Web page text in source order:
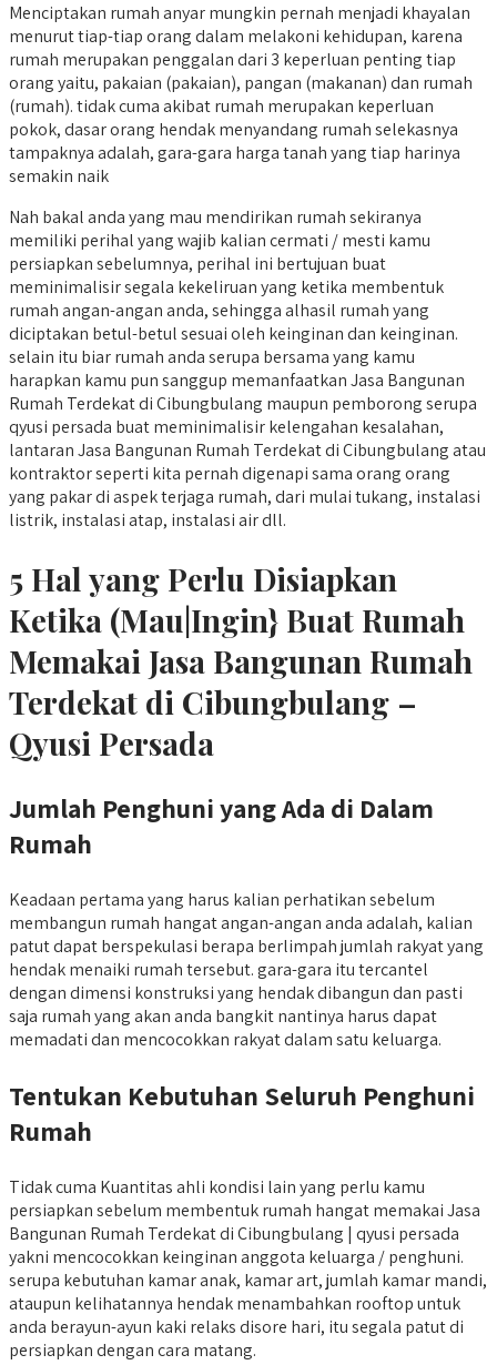
Menciptakan rumah anyar mungkin pernah menjadi khayalan
menurut tiap-tiap orang dalam melakoni kehidupan, karena
rumah merupakan penggalan dari 3 keperluan penting tiap
orang yaitu, pakaian (pakaian), pangan (makanan) dan rumah
(rumah). tidak cuma akibat rumah merupakan keperluan
pokok, dasar orang hendak menyandang rumah selekasnya
tampaknya adalah, gara-gara harga tanah yang tiap harinya
semakin naik
Nah bakal anda yang mau mendirikan rumah sekiranya
memiliki perihal yang wajib kalian cermati / mesti kamu
persiapkan sebelumnya, perihal ini bertujuan buat
meminimalisir segala kekeliruan yang ketika membentuk
rumah angan-angan anda, sehingga alhasil rumah yang
diciptakan betul-betul sesuai oleh keinginan dan keinginan.
selain itu biar rumah anda serupa bersama yang kamu
harapkan kamu pun sanggup memanfaatkan Jasa Bangunan
Rumah Terdekat di Cibungbulang maupun pemborong serupa
qyusi persada buat meminimalisir kelengahan kesalahan,
lantaran Jasa Bangunan Rumah Terdekat di Cibungbulang atau
kontraktor seperti kita pernah digenapi sama orang orang
yang pakar di aspek terjaga rumah, dari mulai tukang, instalasi
listrik, instalasi atap, instalasi air dll.
5 Hal yang Perlu Disiapkan
Ketika (Mau|Ingin} Buat Rumah
Memakai Jasa Bangunan Rumah
Terdekat di Cibungbulang –
Qyusi Persada
Jumlah Penghuni yang Ada di Dalam
Rumah
Keadaan pertama yang harus kalian perhatikan sebelum
membangun rumah hangat angan-angan anda adalah, kalian
patut dapat berspekulasi berapa berlimpah jumlah rakyat yang
hendak menaiki rumah tersebut. gara-gara itu tercantel
dengan dimensi konstruksi yang hendak dibangun dan pasti
saja rumah yang akan anda bangkit nantinya harus dapat
memadati dan mencocokkan rakyat dalam satu keluarga.
Tentukan Kebutuhan Seluruh Penghuni
Rumah
Tidak cuma Kuantitas ahli kondisi lain yang perlu kamu
persiapkan sebelum membentuk rumah hangat memakai Jasa
Bangunan Rumah Terdekat di Cibungbulang | qyusi persada
yakni mencocokkan keinginan anggota keluarga / penghuni.
serupa kebutuhan kamar anak, kamar art, jumlah kamar mandi,
ataupun kelihatannya hendak menambahkan rooftop untuk
anda berayun-ayun kaki relaks disore hari, itu segala patut di
persiapkan dengan cara matang.